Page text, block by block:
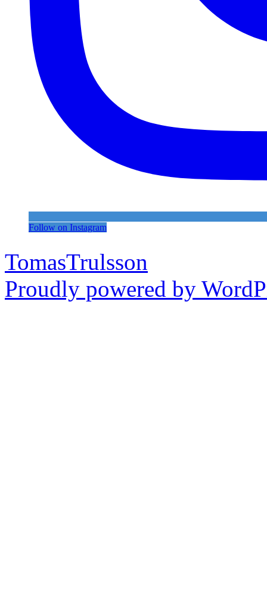
Follow on Instagram
TomasTrulsson
Proudly powered by